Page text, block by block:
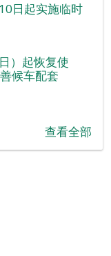
日起实施临时
）起恢复使
候车配套
查看全部